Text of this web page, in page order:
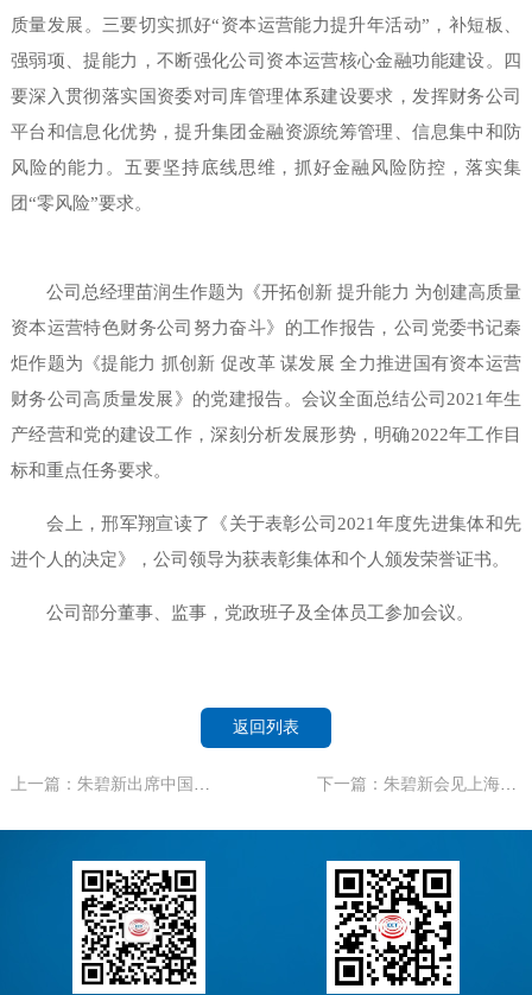
质量发展。三要切实抓好“资本运营能力提升年活动”，补短板、
强弱项、提能力，不断强化公司资本运营核心金融功能建设。四
要深入贯彻落实国资委对司库管理体系建设要求，发挥财务公司
平台和信息化优势，提升集团金融资源统筹管理、信息集中和防
风险的能力。五要坚持底线思维，抓好金融风险防控，落实集
团“零风险”要求。
公司总经理苗润生作题为《开拓创新 提升能力 为创建高质量
资本运营特色财务公司努力奋斗》的工作报告，公司党委书记秦
炬作题为《提能力 抓创新 促改革 谋发展 全力推进国有资本运营
财务公司高质量发展》的党建报告。会议全面总结公司2021年生
产经营和党的建设工作，深刻分析发展形势，明确2022年工作目
标和重点任务要求。
会上，邢军翔宣读了《关于表彰公司2021年度先进集体和先
进个人的决定》，公司领导为获表彰集体和个人颁发荣誉证书。
公司部分董事、监事，党政班子及全体员工参加会议。
返回列表